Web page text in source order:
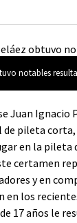
notables
Juan
pileta corta,
en la pileta
certamen
y en
los
17 años le